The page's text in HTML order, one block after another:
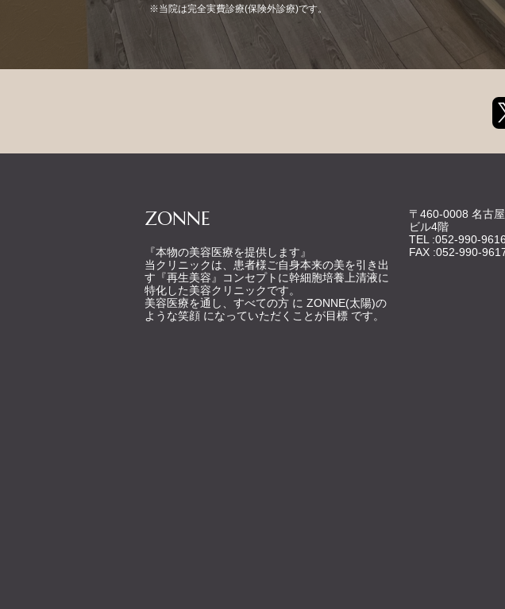
※当院は完全実費診療(保険外診療)です。
ZONNE
『本物の美容医療を提供します』
当クリニックは、患者様ご自身本来の美を引き出
す『再生美容』コンセプトに幹細胞培養上清液に
特化した美容クリニックです。
美容医療を通し、すべての方 に ZONNE(太陽)の
ような笑顔 になっていただくことが目標 です。
〒460-0008 名古
ビル4階
TEL :052-990-9616
FAX :052-990-